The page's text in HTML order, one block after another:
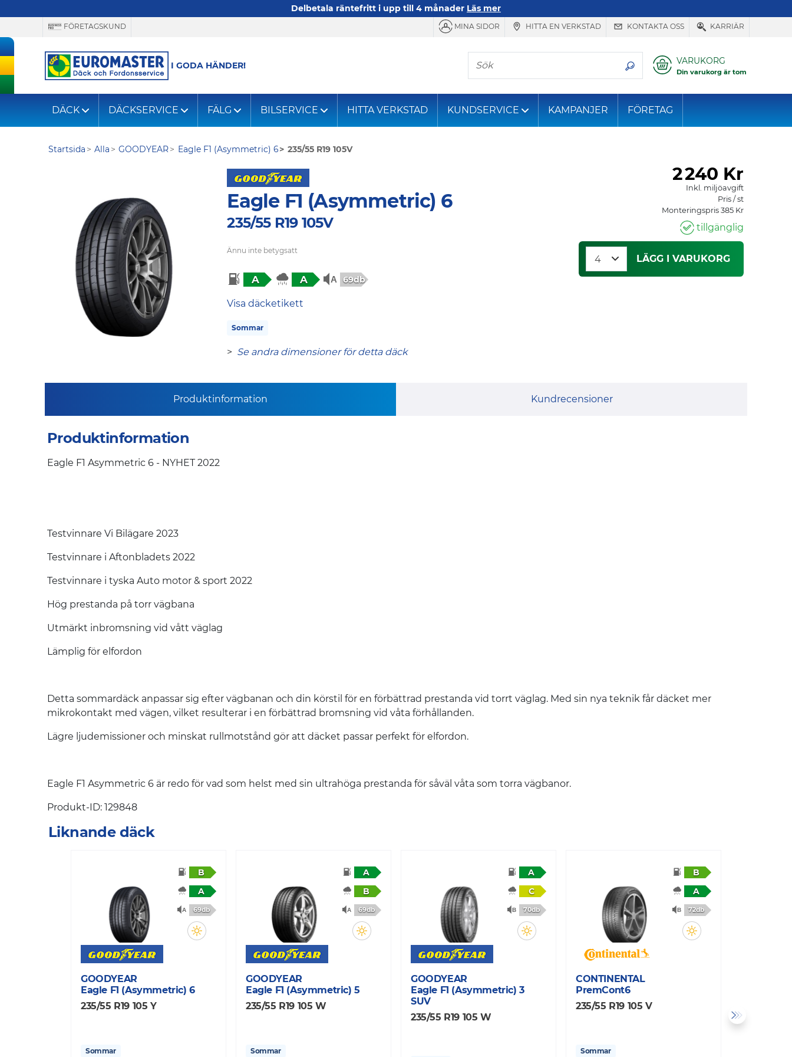
Delbetala räntefritt i upp till 4 månader Läs mer
FÖRETAGSKUND MINA SIDOR HITTA EN VERKSTAD KONTAKTA OSS KARRIÄR
I GODA HÄNDER!
Sök VARUKORG
Din varukorg är tom
DÄCK DÄCKSERVICE FÄLG BILSERVICE HITTA VERKSTAD KUNDSERVICE KAMPANJER FÖRETAG
Startsida Alla GOODYEAR Eagle F1 (Asymmetric) 6 235/55 R19 105V
Eagle F1 (Asymmetric) 6
235/55 R19 105V
Ännu inte betygsatt
A A 69db
Visa däcketikett
Sommar
> Se andra dimensioner för detta däck
2240 Kr
Inkl. miljöavgift
Pris / st
Monteringspris 385 Kr
tillgänglig
LÄGG I VARUKORG
Produktinformation Kundrecensioner
Produktinformation
Eagle F1 Asymmetric 6 - NYHET 2022
Testvinnare Vi Bilägare 2023
Testvinnare i Aftonbladets 2022
Testvinnare i tyska Auto motor & sport 2022
Hög prestanda på torr vägbana
Utmärkt inbromsning vid vått väglag
Lämplig för elfordon
Detta sommardäck anpassar sig efter vägbanan och din körstil för en förbättrad prestanda vid torrt väglag. Med sin nya teknik får däcket mer
mikrokontakt med vägen, vilket resulterar i en förbättrad bromsning vid våta förhållanden.
Lägre ljudemissioner och minskat rullmotstånd gör att däcket passar perfekt för elfordon.
Eagle F1 Asymmetric 6 är redo för vad som helst med sin ultrahöga prestanda för såväl våta som torra vägbanor.
Produkt-ID: 129848
Liknande däck
B
A
69db
GOODYEAR
Eagle F1 (Asymmetric) 6
235/55 R19 105 Y
Sommar
A
B
69db
GOODYEAR
Eagle F1 (Asymmetric) 5
235/55 R19 105 W
Sommar
A
C
70db
GOODYEAR
Eagle F1 (Asymmetric) 3
SUV
235/55 R19 105 W
B
A
72db
CONTINENTAL
PremCont6
235/55 R19 105 V
Sommar